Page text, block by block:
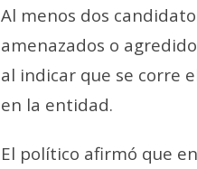
Al menos dos
amenazados o
al indicar que se corre
en la entidad.
El político afirmó que